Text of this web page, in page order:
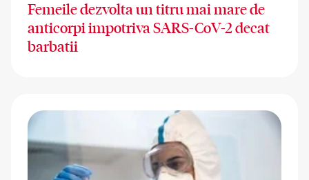
Femeile dezvolta un titru mai mare de
anticorpi impotriva SARS-CoV-2 decat
barbatii